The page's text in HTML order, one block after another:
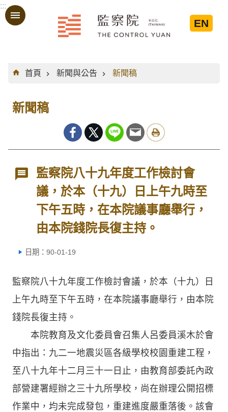
跳到主要內容區塊
:::
EN
:::
首頁
新聞與公告 新聞稿
新聞稿
監察院八十九年度工作檢討會
議，於本（十九）日上午九時至
下午五時，在本院議事廳舉行，
由本院錢院長復主持。
日期：90-01-19
監察院八十九年度工作檢討會議，於本（十九）日
上午九時至下午五時，在本院議事廳舉行，由本院
錢院長復主持。
本院教育及文化委員會召集人呂委員溪木於會
中指出：九二一地震災區各級學校校園重建工程，
至八十九年十二月三十一日止，由教育部委託內政
部營建署經辦之三十九所學校，尚在辦理公開招標
作業中，均未完成發包，重建進度嚴重落後。該會